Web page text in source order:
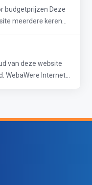
budgetprijzen Deze
meerdere keren...
van deze website
Internet...